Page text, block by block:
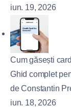
iun. 19, 2026
Cum găsești
Ghid complet
de Constantin
iun. 18, 2026